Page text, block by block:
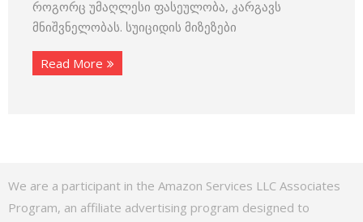
როგორც უმაღლესი ფასეულობა, კარგავს
მნიშვნელობას. სუიციდის მიზეზები
Read More
We are a participant in the Amazon Services LLC Associates
Program, an affiliate advertising program designed to